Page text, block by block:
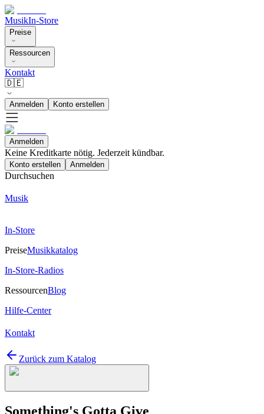
MusikIn-Store
Preise
Ressourcen
Kontakt
🇩🇪
Anmelden Konto erstellen
Anmelden
Keine Kreditkarte nötig. Jederzeit kündbar.
Konto erstellen Anmelden
Durchsuchen
Musik
In-Store
PreiseMusikkatalog
In-Store-Radios
RessourcenBlog
Hilfe-Center
Kontakt
Zurück zum Katalog